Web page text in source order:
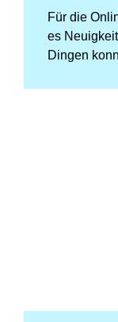
Für die
es
Dingen